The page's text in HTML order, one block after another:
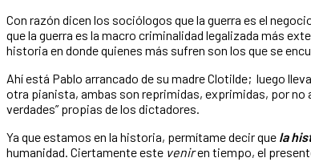
Con razón dicen los sociólogos que la guerra es el
que la guerra es la macro criminalidad legalizada más
historia en donde quienes más sufren son los que se
Ahí está Pablo arrancado de su madre Clotilde; luego
otra pianista, ambas son reprimidas, exprimidas, por no
verdades” propias de los dictadores.
Ya que estamos en la historia, permítame decir que la
humanidad. Ciertamente este veniren tiempo, el